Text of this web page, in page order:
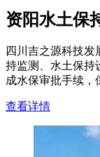
资阳水土保
四川吉之源科技
持监测、水土保持
成水保审批手续，
查看详情